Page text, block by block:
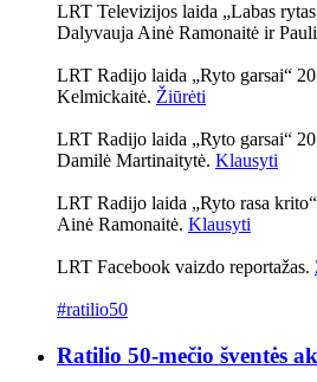
LRT Televizijos laida „Labas
Dalyvauja Ainė Ramonaitė ir
LRT Radijo laida „Ryto garsai“
Kelmickaitė. Žiūrėti
LRT Radijo laida „Ryto garsai“
Damilė Martinaitytė. Klausyti
LRT Radijo laida „Ryto rasa
Ainė Ramonaitė. Klausyti
LRT Facebook vaizdo reportažas.
#ratilio50
Ratilio 50-mečio šventės